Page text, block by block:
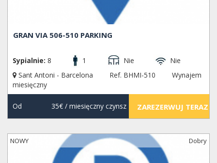
GRAN VIA 506-510 PARKING
Sypialnie: 8 1 Nie
Nie
Sant Antoni - Barcelona
Ref. BHMI-510
Wynajem
miesięczny
Od 35€/ miesięczny czynsz ZAREZERWUJ TERAZ
NOWY Dobry